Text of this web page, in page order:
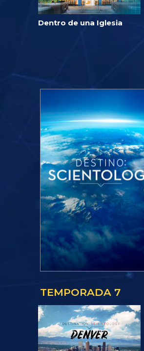
Dentro de una Iglesia
TEMPORADA 7